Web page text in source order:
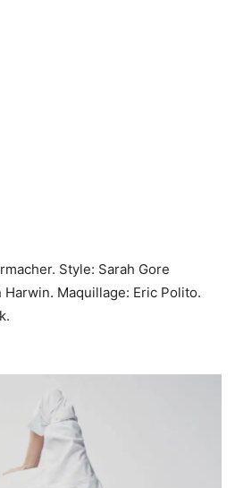
Style: Sarah Gore
Harwin. Maquillage: Eric Polito.